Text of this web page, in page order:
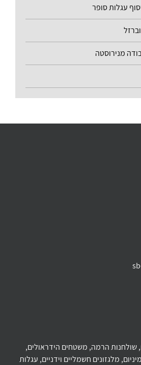
עגלות סופר
מנירוסטה
שולחנות הרמה, משטחים הידראולים,
מלגזונים חשמליים וידניים, עגלות